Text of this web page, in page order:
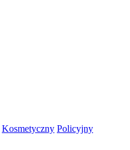
Kosmetyczny Policyjny